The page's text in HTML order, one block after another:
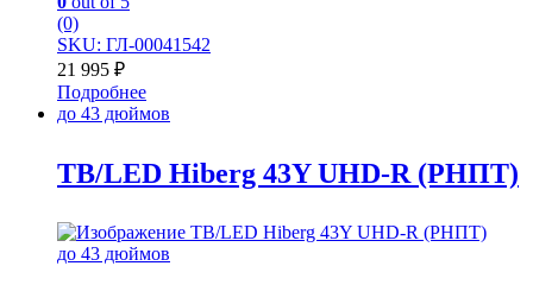
(0)
SKU: ГЛ-00041542
21 995 ₽
Подробнее
до 43 дюймов
TB/LED Hiberg 43Y UHD-R (РНПТ)
до 43 дюймов